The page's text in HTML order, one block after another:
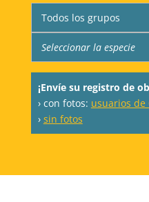
¡Envíe su registro de
› con fotos: usuarios de
› sin fotos